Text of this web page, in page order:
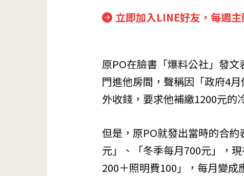
立即加入LINE好友，每週
原PO在臉書「爆料公社」發
門進他房間，聲稱因「政府4
外收錢，要求他補繳1200元的
但是，原PO就發出當時的合
元」、「冬季每月700元」，
200＋照明費100」，每月變成